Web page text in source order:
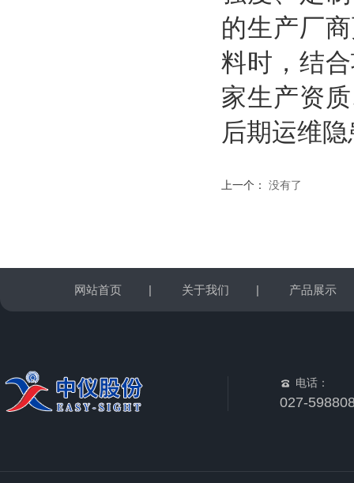
的生产厂
料时，结
家生产资
后期运维
上一个： 没有了
网站首页 | 关于我们 | 产品展示
电话：
027-